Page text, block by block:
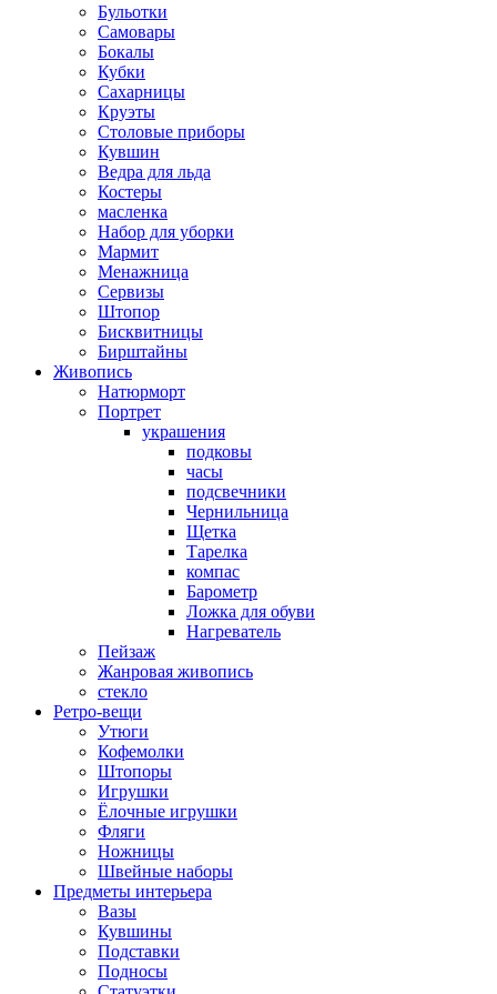
Бульотки
Самовары
Бокалы
Кубки
Сахарницы
Круэты
Столовые приборы
Кувшин
Ведра для льда
Костеры
масленка
Набор для уборки
Мармит
Менажница
Сервизы
Штопор
Бисквитницы
Бирштайны
Живопись
Натюрморт
Портрет
украшения
подковы
часы
подсвечники
Чернильница
Щетка
Тарелка
компас
Барометр
Ложка для обуви
Нагреватель
Пейзаж
Жанровая живопись
стекло
Ретро-вещи
Утюги
Кофемолки
Штопоры
Игрушки
Ёлочные игрушки
Фляги
Ножницы
Швейные наборы
Предметы интерьера
Вазы
Кувшины
Подставки
Подносы